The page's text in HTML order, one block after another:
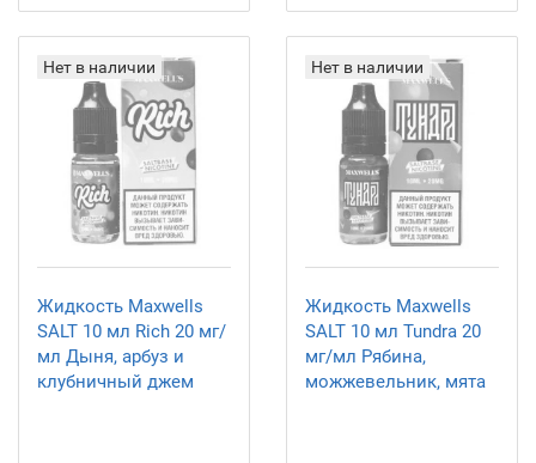
Нет в наличии
Жидкость Maxwells
SALT 10 мл Rich 20 мг/
мл Дыня, арбуз и
клубничный джем
Нет в наличии
Жидкость Maxwells
SALT 10 мл Tundra 20
мг/мл Рябина,
можжевельник, мята